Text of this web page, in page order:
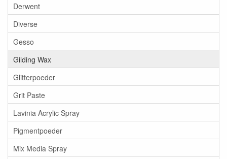
Derwent
Diverse
Gesso
Gilding Wax
Glitterpoeder
Grit Paste
Lavinia Acrylic Spray
Pigmentpoeder
Mix Media Spray